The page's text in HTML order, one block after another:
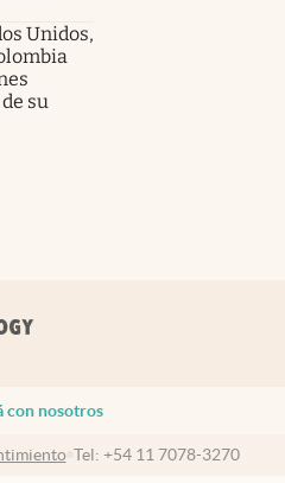
Unidos,
su
con nosotros
Tel: +54 11 7078-3270